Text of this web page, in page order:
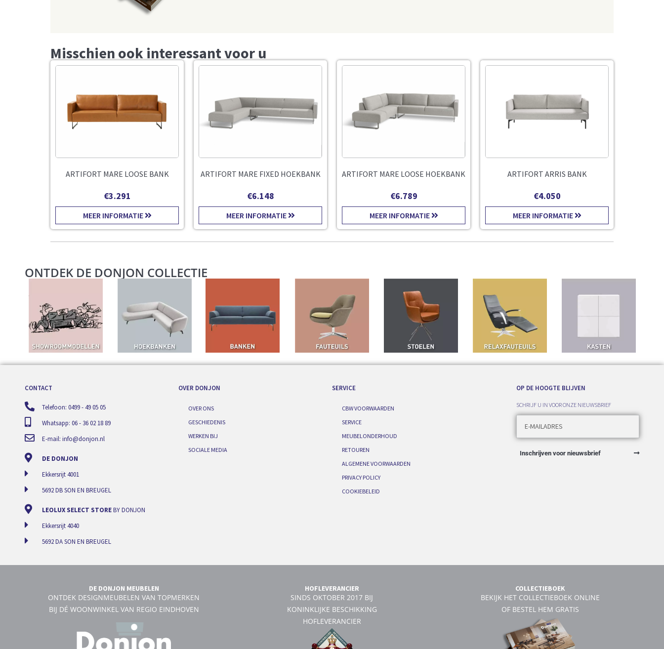
Misschien ook interessant voor u
ARTIFORT MARE LOOSE BANK
€3.291
MEER INFORMATIE
ARTIFORT MARE FIXED HOEKBANK
€6.148
MEER INFORMATIE
ARTIFORT MARE LOOSE HOEKBANK
€6.789
MEER INFORMATIE
ARTIFORT ARRIS BANK
€4.050
MEER INFORMATIE
ONTDEK DE DONJON COLLECTIE
CONTACT
Telefoon: 0499 - 49 05 05
Whatsapp: 06 - 36 02 18 89
E-mail: info@donjon.nl
DE DONJON
Ekkersrijt 4001
5692 DB SON EN BREUGEL
LEOLUX SELECT STOREBY DONJON
Ekkersrijt 4040
5692 DA SON EN BREUGEL
OVER DONJON
OVER ONS
GESCHIEDENIS
WERKEN BIJ
SOCIALE MEDIA
SERVICE
CBW VOORWAARDEN
SERVICE
MEUBELONDERHOUD
RETOUREN
ALGEMENE VOORWAARDEN
PRIVACY POLICY
COOKIEBELEID
OP DE HOOGTE BLIJVEN
SCHRIJF U IN VOOR ONZE NIEUWSBRIEF
Inschrijven voor nieuwsbrief
DE DONJON MEUBELEN
ONTDEK DESIGNMEUBELEN VAN TOPMERKEN
BIJ DÉ WOONWINKEL VAN REGIO EINDHOVEN
HOFLEVERANCIER
SINDS OKTOBER 2017 BIJ
KONINKLIJKE BESCHIKKING
HOFLEVERANCIER
COLLECTIEBOEK
BEKIJK HET COLLECTIEBOEK ONLINE
OF BESTEL HEM GRATIS